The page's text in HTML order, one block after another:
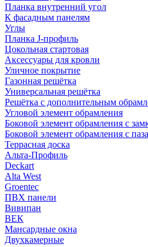
Планка внутренний угол
К фасадным панелям
Углы
Планка J-профиль
Цокольная стартовая
Аксессуары для кровли
Уличное покрытие
Газонная решётка
Универсальная решётка
Решётка с дополнительным
Угловой элемент обрамления
Боковой элемент обрамления с
Боковой элемент обрамления с
Террасная доска
Альта-Профиль
Deckart
Alta West
Groentec
ПВХ панели
Вивипан
ВЕК
Мансардные окна
Двухкамерные